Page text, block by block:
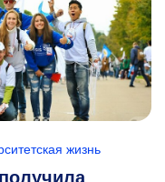
жизнь